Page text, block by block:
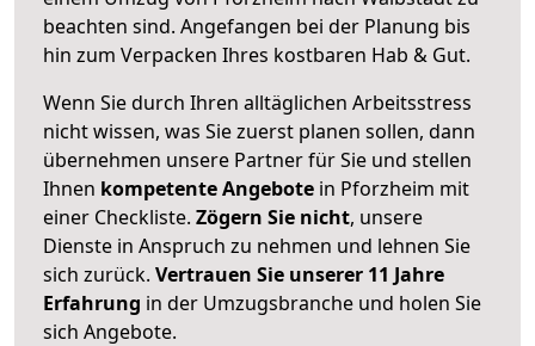
beachten sind. Angefangen bei der Planung bis
hin zum Verpacken Ihres kostbaren Hab & Gut.
Wenn Sie durch Ihren alltäglichen Arbeitsstress
nicht wissen, was Sie zuerst planen sollen, dann
übernehmen unsere Partner für Sie und stellen
Ihnen kompetente Angebote in Pforzheim mit
einer Checkliste. Zögern Sie nicht, unsere
Dienste in Anspruch zu nehmen und lehnen Sie
sich zurück. Vertrauen Sie unserer 11 Jahre
Erfahrung in der Umzugsbranche und holen Sie
sich Angebote.